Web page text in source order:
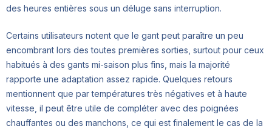
des heures entières sous un déluge sans interruption.
Certains utilisateurs notent que le gant peut paraître un peu
encombrant lors des toutes premières sorties, surtout pour ceux
habitués à des gants mi-saison plus fins, mais la majorité
rapporte une adaptation assez rapide. Quelques retours
mentionnent que par températures très négatives et à haute
vitesse, il peut être utile de compléter avec des poignées
chauffantes ou des manchons, ce qui est finalement le cas de la